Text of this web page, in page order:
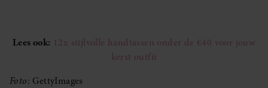
Lees ook: 12x stijlvolle handtassen onder de €40 voor jouw
kerst outfit
Foto: GettyImages